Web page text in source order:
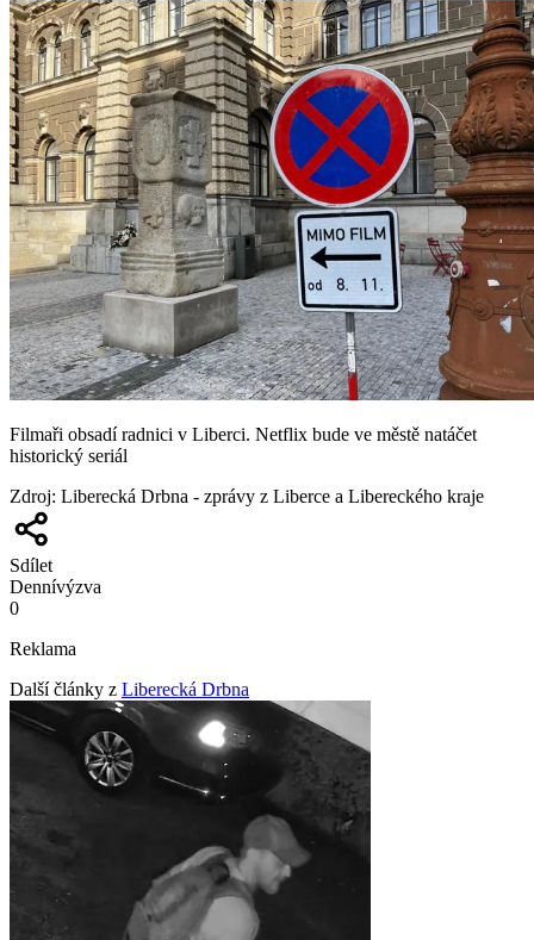
Filmaři obsadí radnici v Liberci. Netflix bude ve městě natáčet
historický seriál
Zdroj: Liberecká Drbna - zprávy z Liberce a Libereckého kraje
Sdílet
Dennívýzva
0
Reklama
Další články z Liberecká Drbna